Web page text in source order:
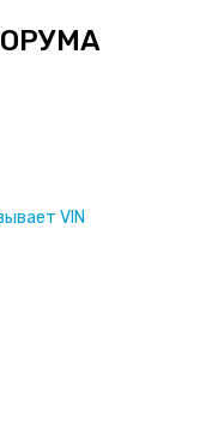
VIN